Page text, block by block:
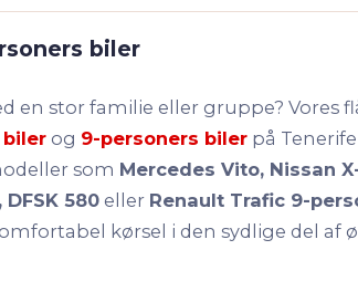
biler
en stor familie eller gruppe? Vores
biler og 9-personers biler på Tenerife
som Mercedes Vito, Nissan
580eller Renault Trafic 9-
kørsel i den sydlige del af